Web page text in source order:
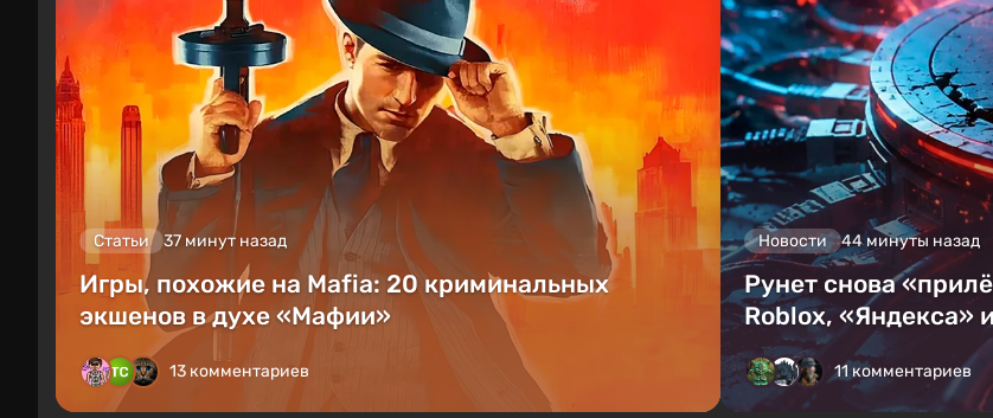
Статьи 37 минут назад
Игры, похожие на Mafia: 20 криминальных
экшенов в духе «Мафии»
13 комментариев
Новости 44 минуты назад
Рунет снова
Roblox, «Яндекса»
11 комментариев